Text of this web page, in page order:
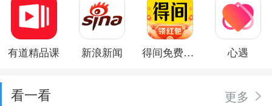
有道精品课 新浪新闻 得间免费小说 心遇
看一看 更多